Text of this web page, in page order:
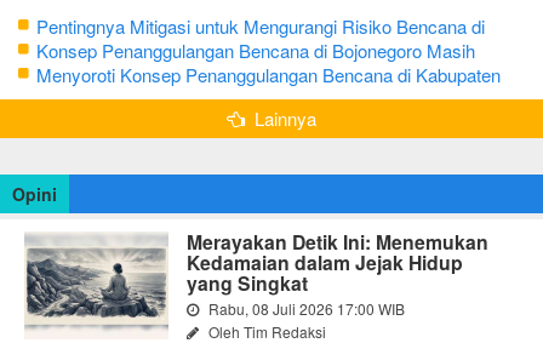
Pentingnya Mitigasi untuk Mengurangi Risiko Bencana di
Bojonegoro
Konsep Penanggulangan Bencana di Bojonegoro Masih
Mengutamakan Tanggap Darurat
Menyoroti Konsep Penanggulangan Bencana di Kabupaten
Bojonegoro
Lainnya
Opini
Merayakan Detik Ini: Menemukan
Kedamaian dalam Jejak Hidup
yang Singkat
Rabu, 08 Juli 2026 17:00 WIB
Oleh Tim Redaksi